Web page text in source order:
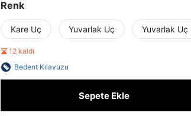
Renk
Kare Uç Yuvarlak Uç Yuvarlak Uç
12 kaldı
Bedent Kılavuzu
Sepete Ekle